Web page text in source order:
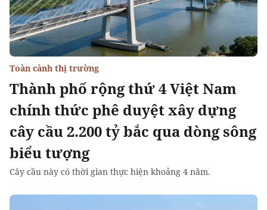
Thành phố rộng thứ 4 Việt Nam
chính thức phê duyệt xây dựng
cây cầu 2.200 tỷ bắc qua dòng sông
biểu tượng
Toàn cảnh thị trường
Cây cầu này có thời gian thực hiện khoảng 4 năm.